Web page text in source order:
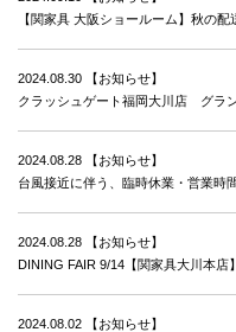
【関家具 大阪ショールーム】秋の
2024.08.30
【お知らせ】
クラッシュゲート福岡大川店 グラ
2024.08.28
【お知らせ】
台風接近に伴う、臨時休業・営業時
2024.08.28
【お知らせ】
DINING FAIR 9/14【関家具大川本店】
2024.08.02
【お知らせ】